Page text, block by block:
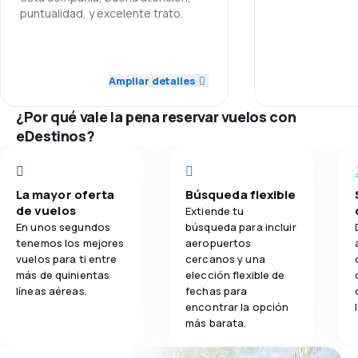
Comodidad de viaje
puntualidad, y excelente trato.
5.0
Red de conexiones 3.0
3.0
Comodidad de viaje 3.0
Transporte de equipaje 5.0
Comidas 1.0
Ampliar detalles
¿Por qué vale la pena reservar vuelos con
eDestinos?
La mayor oferta
de vuelos
En unos segundos
tenemos los mejores
vuelos para ti entre
más de quinientas
líneas aéreas.
Búsqueda flexible
Extiende tu
búsqueda para incluir
aeropuertos
cercanos y una
elección flexible de
fechas para
encontrar la opción
más barata.